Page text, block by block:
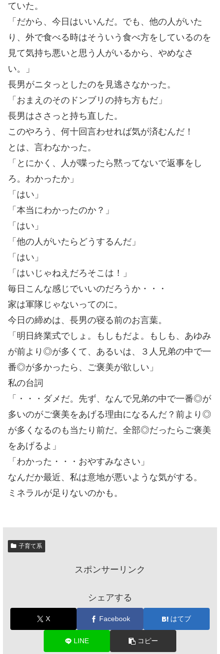
ていた。
「だから、今日はいいんだ。でも、他の人がいた
り、外で食べる時はそういう食べ方をしているのを
見て気持ち悪いと思う人がいるから、やめなさ
い。」
長男がニタっとしたのを見逃さなかった。
「おまえのそのドンブリの持ち方もだ」
長男はささっと持ち直した。
このやろう、何十回言わせれば気が済むんだ！
とは、言わなかった。
「とにかく、人が喋ったら黙ってないで返事をし
ろ。わかったか」
「はい」
「本当にわかったのか？」
「はい」
「他の人がいたらどうするんだ」
「はい」
「はいじゃねえだろそこは！」
毎日こんな感じでいいのだろうか・・・
家は軍隊じゃないってのに。
今日の締めは、長男の寝る前のお言葉。
「明日終業式でしょ。もしもだよ。もしも、あゆみ
が前より◎が多くて、あるいは、３人兄弟の中で一
番◎が多かったら、ご褒美が欲しい」
私の台詞
「・・・ダメだ。先ず、なんで兄弟の中で一番◎が
多いのがご褒美をあげる理由になるんだ？前より◎
が多くなるのも当たり前だ。全部◎だったらご褒美
をあげるよ」
「わかった・・・おやすみなさい」
なんだか最近、私は意地が悪いような気がする。
ミネラルが足りないのかも。
子育て系
スポンサーリンク
シェアする
X Facebook はてブ
LINE コピー